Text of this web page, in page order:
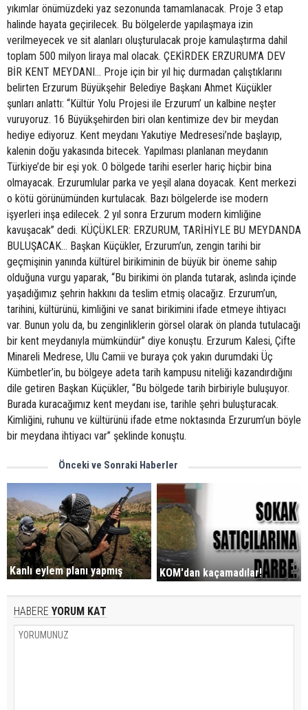
yıkımlar önümüzdeki yaz sezonunda tamamlanacak. Proje 3 etap
halinde hayata geçirilecek. Bu bölgelerde yapılaşmaya izin
verilmeyecek ve sit alanları oluşturulacak proje kamulaştırma dahil
toplam 500 milyon liraya mal olacak. ÇEKİRDEK ERZURUM’A DEV
BİR KENT MEYDANI… Proje için bir yıl hiç durmadan çalıştıklarını
belirten Erzurum Büyükşehir Belediye Başkanı Ahmet Küçükler
şunları anlattı: “Kültür Yolu Projesi ile Erzurum’ un kalbine neşter
vuruyoruz. 16 Büyükşehirden biri olan kentimize dev bir meydan
hediye ediyoruz. Kent meydanı Yakutiye Medresesi’nde başlayıp,
kalenin doğu yakasında bitecek. Yapılması planlanan meydanın
Türkiye’de bir eşi yok. O bölgede tarihi eserler hariç hiçbir bina
olmayacak. Erzurumlular parka ve yeşil alana doyacak. Kent merkezi
o kötü görünümünden kurtulacak. Bazı bölgelerde ise modern
işyerleri inşa edilecek. 2 yıl sonra Erzurum modern kimliğine
kavuşacak” dedi. KÜÇÜKLER: ERZURUM, TARİHİYLE BU MEYDANDA
BULUŞACAK… Başkan Küçükler, Erzurum’un, zengin tarihi bir
geçmişinin yanında kültürel birikiminin de büyük bir öneme sahip
olduğuna vurgu yaparak, “Bu birikimi ön planda tutarak, aslında içinde
yaşadığımız şehrin hakkını da teslim etmiş olacağız. Erzurum’un,
tarihini, kültürünü, kimliğini ve sanat birikimini ifade etmeye ihtiyacı
var. Bunun yolu da, bu zenginliklerin görsel olarak ön planda tutulacağı
bir kent meydanıyla mümkündür” diye konuştu. Erzurum Kalesi, Çifte
Minareli Medrese, Ulu Camii ve buraya çok yakın durumdaki Üç
Kümbetler’in, bu bölgeye adeta tarih kampusu niteliği kazandırdığını
dile getiren Başkan Küçükler, “Bu bölgede tarih birbiriyle buluşuyor.
Burada kuracağımız kent meydanı ise, tarihle şehri buluşturacak.
Kimliğini, ruhunu ve kültürünü ifade etme noktasında Erzurum’un böyle
bir meydana ihtiyacı var” şeklinde konuştu.
Önceki ve Sonraki Haberler
Kanlı eylem planı yapmış KOM'dan kaçamadılar!
HABERE YORUM KAT